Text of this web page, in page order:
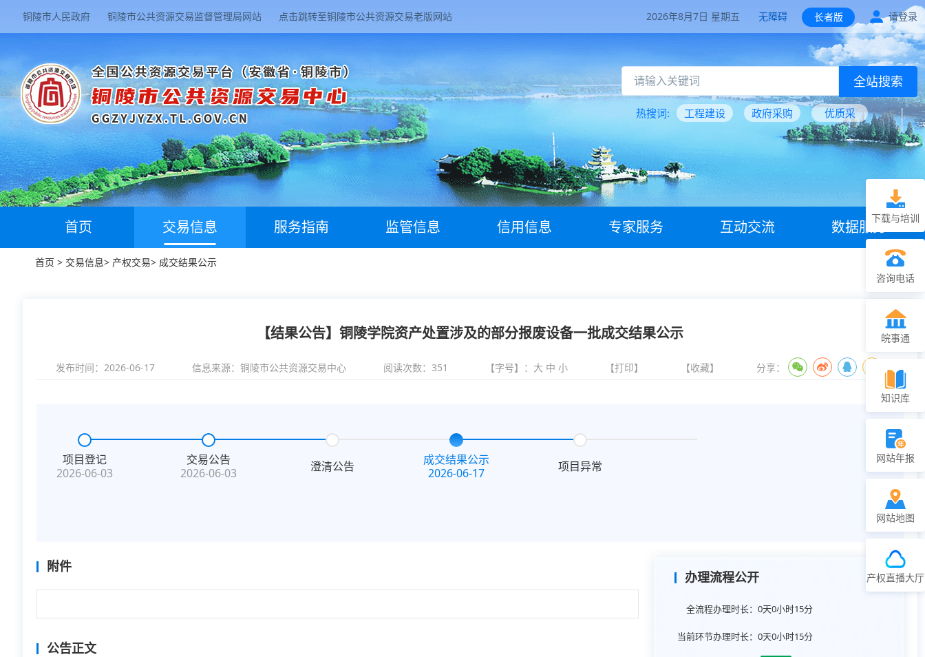
铜陵市人民政府 铜陵市公共资源交易监督管理局网站 点击跳转至铜陵市公共资源交易老版网站 2026年8月7日 星期五 无障碍 长者版 请登录
全站搜索
热搜词: 工程建设 政府采购 优质采
首页 交易信息 服务指南 监管信息 信用信息 专家服务 互动交流 数据服务
首页 > 交易信息> 产权交易> 成交结果公示
【结果公告】铜陵学院资产处置涉及的部分报废设备一批成交结果公示
发布时间：2026-06-17 信息来源： 铜陵市公共资源交易中心 阅读次数： 351 【字号】： 大 中 小 【打印】 【收藏】 分享：
项目登记
2026-06-03
交易公告
2026-06-03
澄清公告
成交结果公示
2026-06-17
项目异常
附件
公告正文
办理流程公开
全流程办理时长：0天0小时15分
当前环节办理时长：0天0小时15分
下载与培训
咨询电话
皖事通
知识库
网站年报
网站地图
产权直播大厅